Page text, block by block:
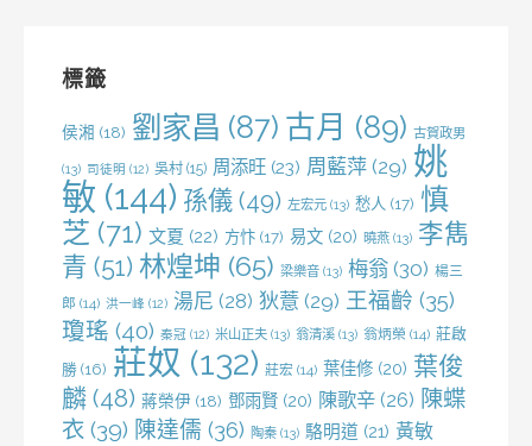
標籤
侯湘 (18) 劉家昌 (87) 古月 (89) 古賀政男
(13) 司徒明 (12) 吳村 (15) 周添旺 (23) 周藍萍 (29) 姚
敏 (144) 孫儀 (49) 左宏元 (13) 愁人 (17) 慎
芝 (71) 文夏 (22) 方忭 (17) 易文 (20) 曉燕 (13) 李雋
青 (51) 林煌坤 (65) 梁樂音 (13) 梅翁 (30) 楊三
郎 (14) 洪一峰 (12) 湯尼 (28) 狄薏 (29) 王福齡 (35)
瓊瑤 (40) 秦冠 (12) 米山正夫 (13) 翁清溪 (13) 翁炳榮 (14) 莊啟
勝 (16) 莊奴 (132) 莊宏 (14) 葉佳修 (20) 葉俊
麟 (48) 蔣榮伊 (18) 鄧雨賢 (20) 陳歌辛 (26) 陳蝶
衣 (39) 陳達儒 (36) 陶秦 (13) 駱明道 (21) 黃敏